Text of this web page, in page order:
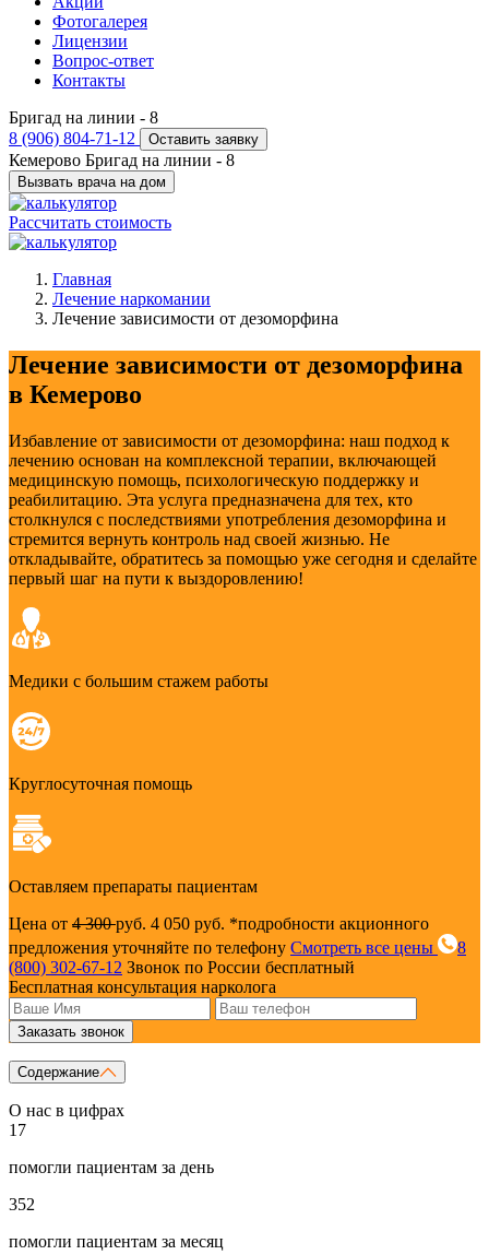
Фотогалерея
Лицензии
Вопрос-ответ
Контакты
Бригад на линии - 8
8 (906) 804-71-12
Оставить заявку
Кемерово Бригад на линии - 8
Вызвать врача на дом
Рассчитать стоимость
Главная
Лечение наркомании
Лечение зависимости от дезоморфина
Лечение зависимости от дезоморфина
в Кемерово
Избавление от зависимости от дезоморфина: наш подход к
лечению основан на комплексной терапии, включающей
медицинскую помощь, психологическую поддержку и
реабилитацию. Эта услуга предназначена для тех, кто
столкнулся с последствиями употребления дезоморфина и
стремится вернуть контроль над своей жизнью. Не
откладывайте, обратитесь за помощью уже сегодня и сделайте
первый шаг на пути к выздоровлению!
Медики с большим стажем работы
Круглосуточная помощь
Оставляем препараты пациентам
Цена от 4 300руб. 4 050 руб. *подробности акционного
предложения уточняйте по телефону Смотреть все цены
8
(800) 302-67-12 Звонок по России бесплатный
Бесплатная консультация нарколога
Заказать звонок
Содержание
О нас в цифрах
17
помогли пациентам за день
352
помогли пациентам за месяц